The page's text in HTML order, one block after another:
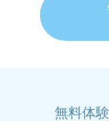
無料体